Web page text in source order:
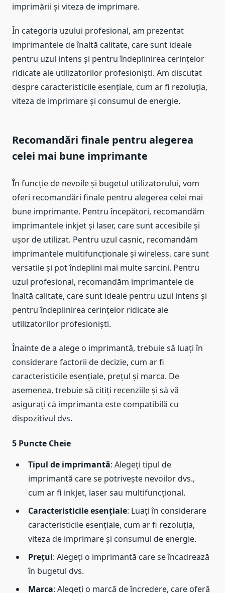
imprimării și viteza de imprimare.
În categoria uzului profesional, am prezentat
imprimantele de înaltă calitate, care sunt ideale
pentru uzul intens și pentru îndeplinirea cerințelor
ridicate ale utilizatorilor profesioniști. Am discutat
despre caracteristicile esențiale, cum ar fi rezoluția,
viteza de imprimare și consumul de energie.
Recomandări finale pentru alegerea
celei mai bune imprimante
În funcție de nevoile și bugetul utilizatorului, vom
oferi recomandări finale pentru alegerea celei mai
bune imprimante. Pentru începători, recomandăm
imprimantele inkjet și laser, care sunt accesibile și
ușor de utilizat. Pentru uzul casnic, recomandăm
imprimantele multifuncționale și wireless, care sunt
versatile și pot îndeplini mai multe sarcini. Pentru
uzul profesional, recomandăm imprimantele de
înaltă calitate, care sunt ideale pentru uzul intens și
pentru îndeplinirea cerințelor ridicate ale
utilizatorilor profesioniști.
Înainte de a alege o imprimantă, trebuie să luați în
considerare factorii de decizie, cum ar fi
caracteristicile esențiale, prețul și marca. De
asemenea, trebuie să citiți recenziile și să vă
asigurați că imprimanta este compatibilă cu
dispozitivul dvs.
5 Puncte Cheie
Tipul de imprimantă: Alegeți tipul de
imprimantă care se potrivește nevoilor dvs.,
cum ar fi inkjet, laser sau multifuncțional.
Caracteristicile esențiale: Luați în considerare
caracteristicile esențiale, cum ar fi rezoluția,
viteza de imprimare și consumul de energie.
Prețul: Alegeți o imprimantă care se încadrează
în bugetul dvs.
Marca: Alegeți o marcă de încredere, care oferă